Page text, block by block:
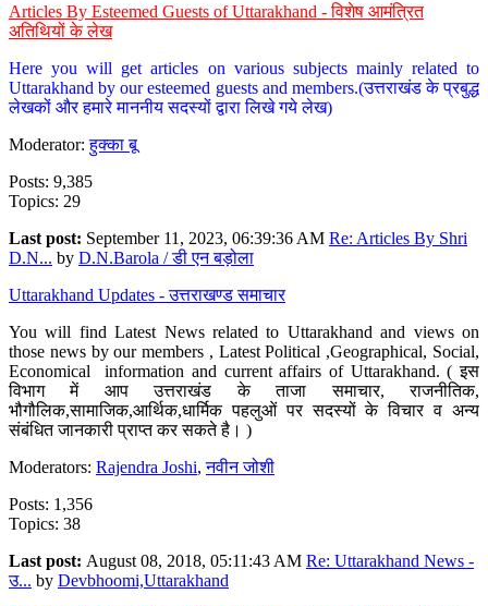
Articles By Esteemed Guests of Uttarakhand - विशेष आमंत्रित
अतिथियों के लेख
Here you will get articles on various subjects mainly related to
Uttarakhand by our esteemed guests and members.(उत्तराखंड के प्रबुद्ध
लेखकों और हमारे माननीय सदस्यों द्वारा लिखे गये लेख)
Moderator:हुक्का बू
Posts: 9,385
Topics: 29
Last post: September 11, 2023, 06:39:36 AM Re: Articles By Shri
D.N... by D.N.Barola / डी एन बड़ोला
Uttarakhand Updates - उत्तराखण्ड समाचार
You will find Latest News related to Uttarakhand and views on
those news by our members , Latest Political ,Geographical, Social,
Economical information and current affairs of Uttarakhand. ( इस
विभाग में आप उत्तराखंड के ताजा समाचार, राजनीतिक,
भौगौलिक,सामाजिक,आर्थिक,धार्मिक पहलुओं पर सदस्यों के विचार व अन्य
संबंधित जानकारी प्राप्त कर सकते है। )
Moderators: Rajendra Joshi,नवीन जोशी
Posts: 1,356
Topics: 38
Last post: August 08, 2018, 05:11:43 AM Re: Uttarakhand News -
उ... by Devbhoomi,Uttarakhand